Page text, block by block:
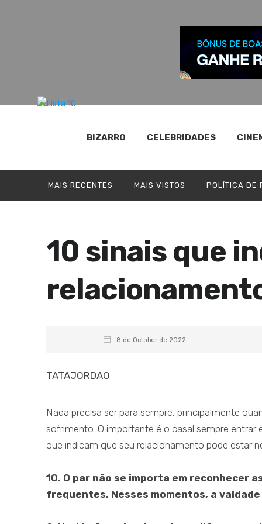
BIZARRO CELEBRIDADES
MAIS RECENTES MAIS VISTOS POLÍTICA DE
10 sinais que
8 de October de 2022
TATAJORDAO
Nada precisa ser para sempre, principalmente
sofrimento. O importante é o casal sempre
que indicam que seu relacionamento pode estar
10. O par não se importa em reconhecer
frequentes. Nesses momentos, a